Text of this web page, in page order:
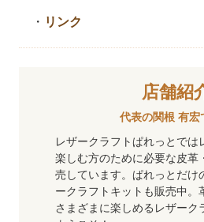
・ リンク
店舗紹
代表の関根 有宏
レザークラフトぱれっとでは
楽しむ方のために必要な皮革
売しています。ぱれっとだけ
ークラフトキットも販売中。
さまざまに楽しめるレザーク